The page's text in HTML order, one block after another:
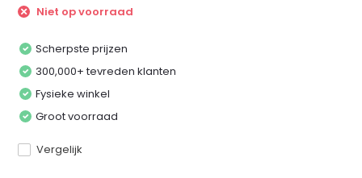
Niet op voorraad
Scherpste prijzen
300,000+ tevreden klanten
Fysieke winkel
Groot voorraad
Vergelijk